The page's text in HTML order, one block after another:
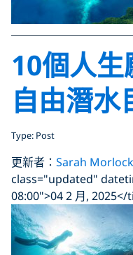
10個人
自由潛水
Type: Post
更新者： Sarah Morlock
class="updated"
08:00">04 2 月, 2025</